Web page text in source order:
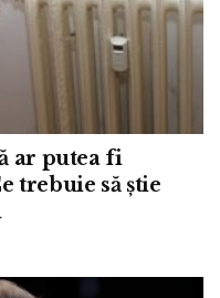
ar putea fi
trebuie să știe